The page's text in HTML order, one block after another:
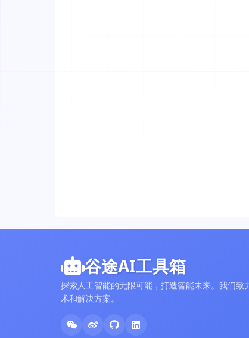
谷途AI工具箱
探索人工智能的无限可能，打造智能未来。我们致
术和解决方案。